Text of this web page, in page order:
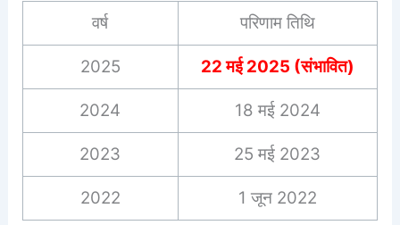
वर्ष परिणाम तिथि
2025 22 मई 2025 (संभावित)
2024 18 मई 2024
2023 25 मई 2023
2022 1 जून 2022